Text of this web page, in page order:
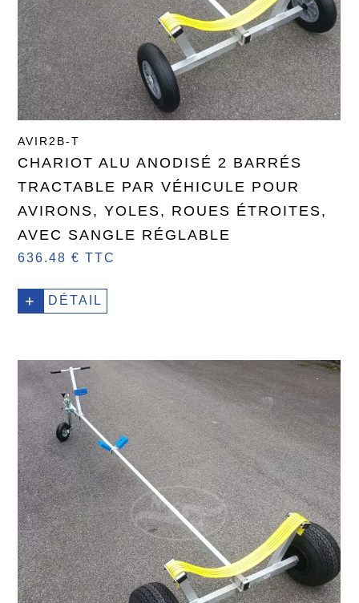
AVIR2B-T
CHARIOT ALU ANODISÉ 2 BARRÉS
TRACTABLE PAR VÉHICULE POUR
AVIRONS, YOLES, ROUES ÉTROITES,
AVEC SANGLE RÉGLABLE
636.48 € TTC
+ DÉTAIL